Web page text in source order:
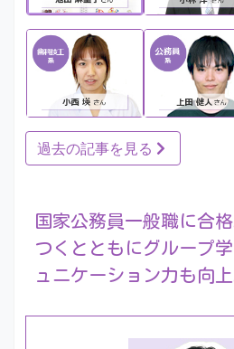
過去の記事を見る
国家公務員一般職に合
つくとともにグループ
ュニケーション力も向上